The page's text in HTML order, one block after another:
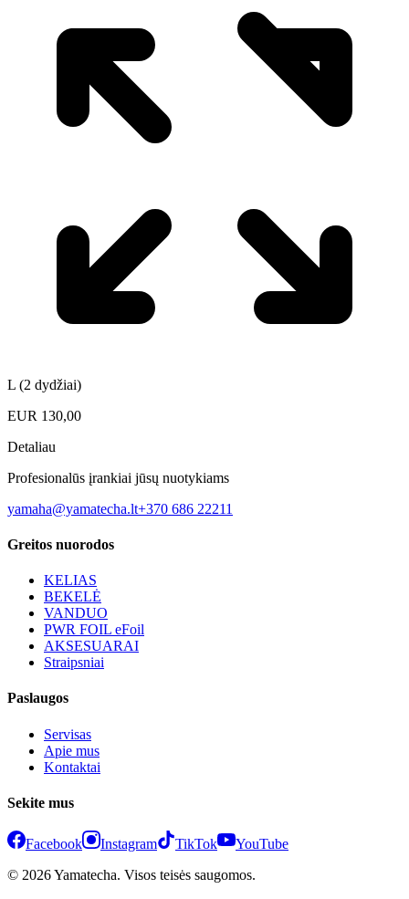
L (2 dydžiai)
EUR 130,00
Detaliau
Profesionalūs įrankiai jūsų nuotykiams
yamaha@yamatecha.lt+370 686 22211
Greitos nuorodos
KELIAS
BEKELĖ
VANDUO
PWR FOIL eFoil
AKSESUARAI
Straipsniai
Paslaugos
Servisas
Apie mus
Kontaktai
Sekite mus
Facebook Instagram TikTok
YouTube
© 2026 Yamatecha. Visos teisės saugomos.